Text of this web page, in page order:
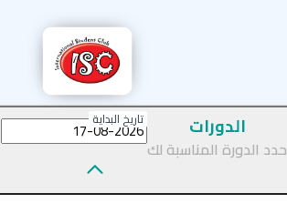
الدورات
حدد الدورة المناسبة لك
تاريخ البداية